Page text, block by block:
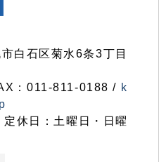
白石区菊水6条3丁目
：011-811-0188 / k
休日：土曜日・日曜